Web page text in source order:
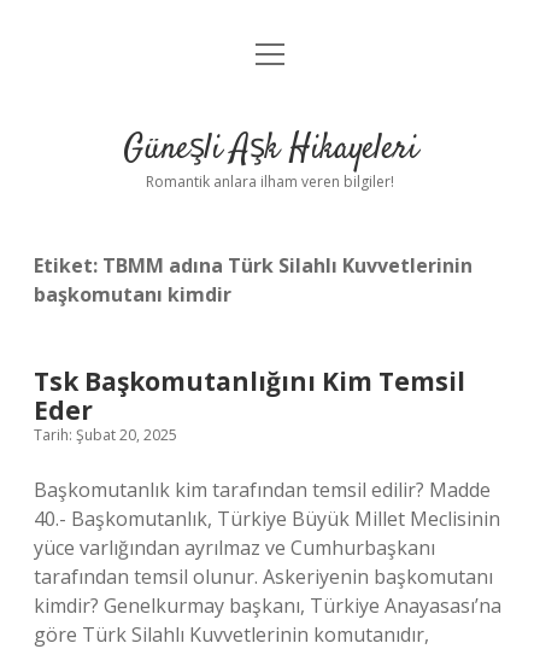
Anasayfa
Yasal Uyarı
menüyü
Güneşli Aşk Hikayeleri
Romantik anlara ilham veren bilgiler!
Etiket: TBMM adına Türk Silahlı Kuvvetlerinin
başkomutanı kimdir
Tsk Başkomutanlığını Kim Temsil
Eder
Tarih: Şubat 20, 2025
Başkomutanlık kim tarafından temsil edilir? Madde
40.- Başkomutanlık, Türkiye Büyük Millet Meclisinin
yüce varlığından ayrılmaz ve Cumhurbaşkanı
tarafından temsil olunur. Askeriyenin başkomutanı
kimdir? Genelkurmay başkanı, Türkiye Anayasası’na
göre Türk Silahlı Kuvvetlerinin komutanıdır,